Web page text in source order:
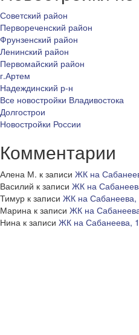
Советский район
Первореченский район
Фрунзенский район
Ленинский район
Первомайский район
г.Артем
Надеждинский р-н
Все новостройки Владивостока
Долгострои
Новостройки России
Комментарии
Алена М. к записи ЖК на
Василий к записи ЖК на
Тимур к записи ЖК на Сабанеева,
Марина к записи ЖК на
Нина к записи ЖК на Сабанеева,